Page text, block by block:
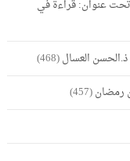
تحت عنوان: قراءة في
ذ.الحسن العسال(468)
رمضان(457)